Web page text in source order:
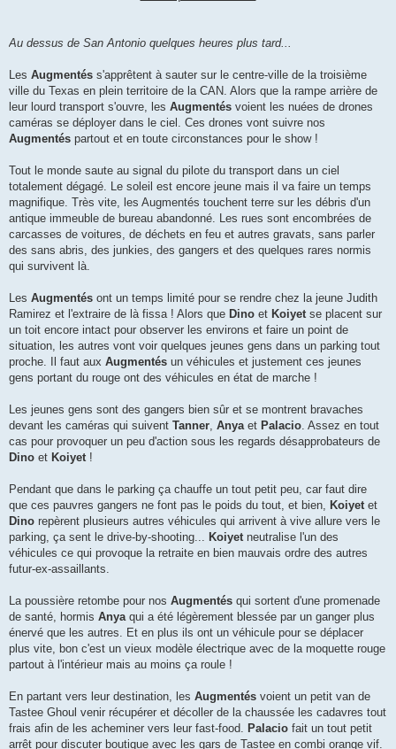
Au dessus de San Antonio quelques heures plus tard...
Les Augmentés s'apprêtent à sauter sur le centre-ville de la troisième
ville du Texas en plein territoire de la CAN. Alors que la rampe arrière de
leur lourd transport s'ouvre, les Augmentés voient les nuées de drones
caméras se déployer dans le ciel. Ces drones vont suivre nos
Augmentés partout et en toute circonstances pour le show !
Tout le monde saute au signal du pilote du transport dans un ciel
totalement dégagé. Le soleil est encore jeune mais il va faire un temps
magnifique. Très vite, les Augmentés touchent terre sur les débris d'un
antique immeuble de bureau abandonné. Les rues sont encombrées de
carcasses de voitures, de déchets en feu et autres gravats, sans parler
des sans abris, des junkies, des gangers et des quelques rares normis
qui survivent là.
Les Augmentés ont un temps limité pour se rendre chez la jeune Judith
Ramirez et l'extraire de là fissa ! Alors que Dino et Koiyet se placent sur
un toit encore intact pour observer les environs et faire un point de
situation, les autres vont voir quelques jeunes gens dans un parking tout
proche. Il faut aux Augmentés un véhicules et justement ces jeunes
gens portant du rouge ont des véhicules en état de marche !
Les jeunes gens sont des gangers bien sûr et se montrent bravaches
devant les caméras qui suivent Tanner Anya et Palacio . Assez en tout
cas pour provoquer un peu d'action sous les regards désapprobateurs de
Dino et Koiyet !
Pendant que dans le parking ça chauffe un tout petit peu, car faut dire
que ces pauvres gangers ne font pas le poids du tout, et bien,
Koiyet et
Dino repèrent plusieurs autres véhicules qui arrivent à vive allure vers le
parking, ça sent le drive-by-shooting...
Koiyet neutralise l'un des
véhicules ce qui provoque la retraite en bien mauvais ordre des autres
futur-ex-assaillants.
La poussière retombe pour nos Augmentés qui sortent d'une promenade
de santé, hormis Anya qui a été légèrement blessée par un ganger plus
énervé que les autres. Et en plus ils ont un véhicule pour se déplacer
plus vite, bon c'est un vieux modèle électrique avec de la moquette rouge
partout à l'intérieur mais au moins ça roule !
En partant vers leur destination, les Augmentés voient un petit van de
Tastee Ghoul venir récupérer et décoller de la chaussée les cadavres tout
frais afin de les acheminer vers leur fast-food.
Palacio fait un tout petit
arrêt pour discuter boutique avec les gars de Tastee en combi orange vif.